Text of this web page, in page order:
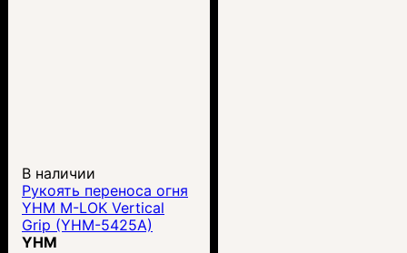
В наличии
Рукоять переноса огня
YHM M-LOK Vertical
Grip (YHM-5425A)
YHM